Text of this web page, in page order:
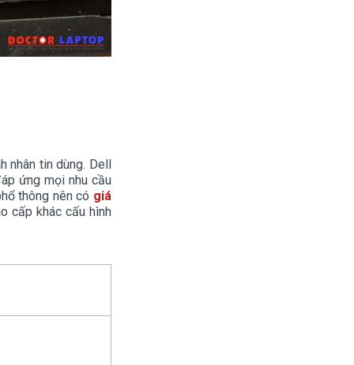
nhân tin dùng. Dell
ứng mọi nhu cầu
thông nên có giá
cấp khác cấu hình